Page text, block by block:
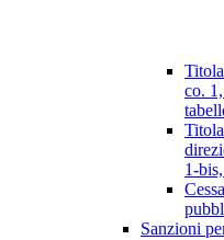
co.
1-
Sanzioni